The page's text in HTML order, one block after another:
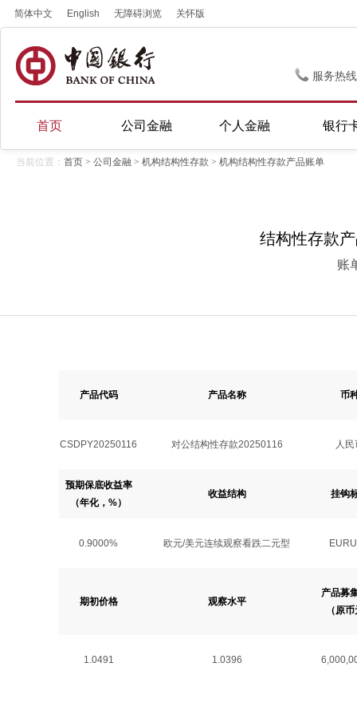
简体中文 English 无障碍浏览 关怀版
服务热
首页 公司金融 个人金融 银行
当前位置： 首页 > 公司金融 > 机构结构性存款 > 机构结构性存款产品账单
结构性存款产
账
产品代码 产品名称 币
CSDPY20250116 对公结构性存款20250116 人民
预期保底收益率
（年化，%）
收益结构 挂钩
0.9000% 欧元/美元连续观察看跌二元型
期初价格 观察水平
产品募
（原
1.0491 1.0396